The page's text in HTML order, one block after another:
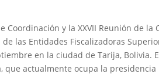
Coordinación y la XXVII Reunión de
las Entidades Fiscalizadoras
en la ciudad de Tarija, Bolivia.
que actualmente ocupa la presidencia